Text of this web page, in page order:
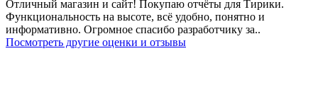
Отличный магазин и сайт! Покупаю отчёты для Тирики.
Функциональность на высоте, всё удобно, понятно и
информативно. Огромное спасибо разработчику за..
Посмотреть другие оценки и отзывы